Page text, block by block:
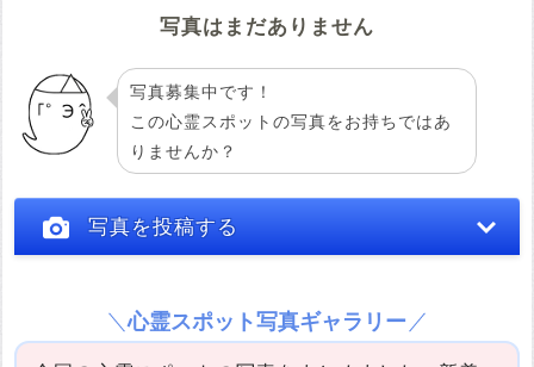
写真はまだありません
写真募集中です！
この心霊スポットの写真をお持ちではあ
りませんか？
写真を投稿する
心霊スポット写真ギャラリー